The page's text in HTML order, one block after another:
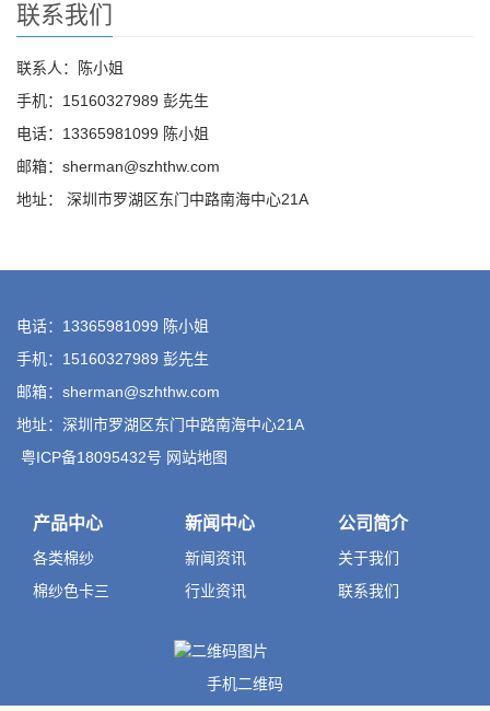
联系我们
联系人：陈小姐
手机：15160327989 彭先生
电话：13365981099 陈小姐
邮箱：sherman@szhthw.com
地址： 深圳市罗湖区东门中路南海中心21A
电话：13365981099 陈小姐
手机：15160327989 彭先生
邮箱：sherman@szhthw.com
地址：深圳市罗湖区东门中路南海中心21A
粤ICP备18095432号 网站地图
产品中心
各类棉纱
棉纱色卡三
新闻中心
新闻资讯
行业资讯
公司简介
关于我们
联系我们
手机二维码